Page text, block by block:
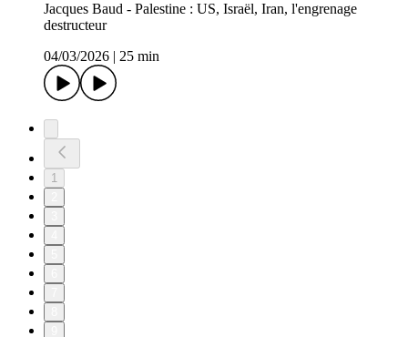
Jacques Baud - Palestine : US, Israël, Iran, l'engrenage
destructeur
04/03/2026
25 min
1